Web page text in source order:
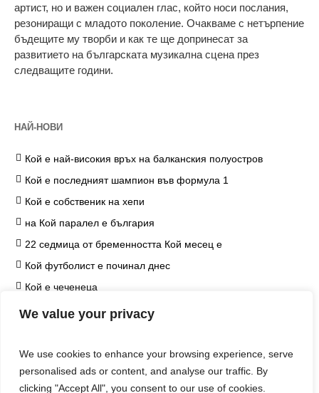
We value your privacy
We use cookies to enhance your browsing experience, serve
personalised ads or content, and analyse our traffic. By
clicking "Accept All", you consent to our use of cookies.
артист, но и важен социален глас, който носи послания,
резониращи с младото поколение. Очакваме с нетърпение
бъдещите му творби и как те ще допринесат за
развитието на българската музикална сцена през
следващите години.
НАЙ-НОВИ
Кой е най-високия връх на балканския полуостров
Кой е последният шампион във формула 1
Кой е собственик на хепи
на Кой паралел е българия
22 седмица от бременността Кой месец е
Кой футболист е починал днес
Кой е чеченеца
на Кой козметичен продукт чърчил не е наложил
ограничение
Кой е хитлер